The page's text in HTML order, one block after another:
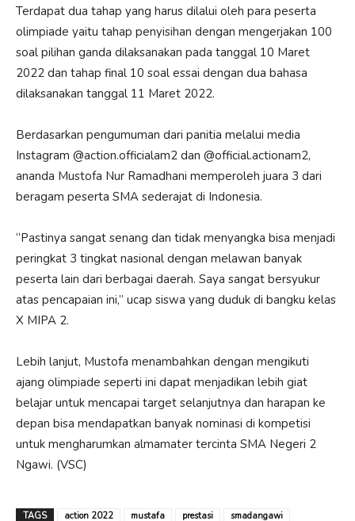
Terdapat dua tahap yang harus dilalui oleh para peserta
olimpiade yaitu tahap penyisihan dengan mengerjakan 100
soal pilihan ganda dilaksanakan pada tanggal 10 Maret
2022 dan tahap final 10 soal essai dengan dua bahasa
dilaksanakan tanggal 11 Maret 2022.
Berdasarkan pengumuman dari panitia melalui media
Instagram @action.officialam2 dan @official.actionam2,
ananda Mustofa Nur Ramadhani memperoleh juara 3 dari
beragam peserta SMA sederajat di Indonesia.
“Pastinya sangat senang dan tidak menyangka bisa menjadi
peringkat 3 tingkat nasional dengan melawan banyak
peserta lain dari berbagai daerah. Saya sangat bersyukur
atas pencapaian ini,” ucap siswa yang duduk di bangku kelas
X MIPA 2.
Lebih lanjut, Mustofa menambahkan dengan mengikuti
ajang olimpiade seperti ini dapat menjadikan lebih giat
belajar untuk mencapai target selanjutnya dan harapan ke
depan bisa mendapatkan banyak nominasi di kompetisi
untuk mengharumkan almamater tercinta SMA Negeri 2
Ngawi. (VSC)
TAGS action 2022 mustafa prestasi smadangawi